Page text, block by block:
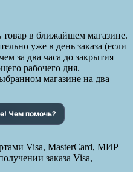
товар в ближайшем магазине.
уже в день заказа (если
за два часа до закрытия
рабочего дня.
магазине на два
Visa, MasterCard, МИР
заказа Visa,